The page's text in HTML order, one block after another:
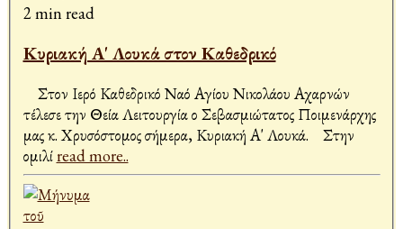
2 min read
Κυριακή Α' Λουκά στον Καθεδρικό
Στον Ιερό Καθεδρικό Ναό Αγίου Νικολάου Αχαρνών
τέλεσε την Θεία Λειτουργία ο Σεβασμιώτατος Ποιμενάρχης
μας κ. Χρυσόστομος σήμερα, Κυριακή Α' Λουκά. Στην
ομιλίread more..